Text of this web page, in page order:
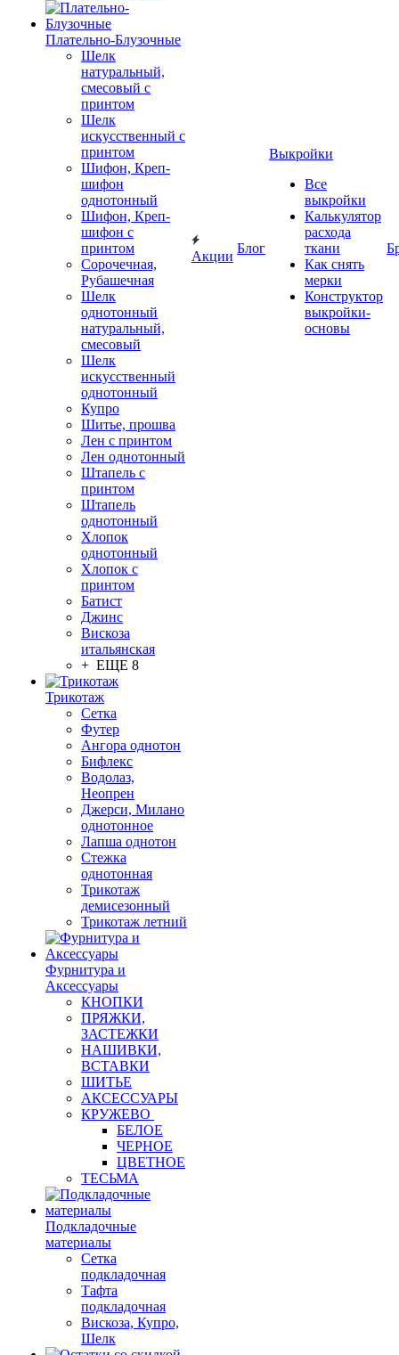
Плательно-Блузочные
Шелк
натуральный,
смесовый с
принтом
Шелк
искусственный с
принтом
Шифон, Креп-
шифон
однотонный
Шифон, Креп-
шифон с
принтом
Сорочечная,
Рубашечная
Шелк
однотонный
натуральный,
смесовый
Шелк
искусственный
однотонный
Купро
Шитье, прошва
Лен с принтом
Лен однотонный
Штапель с
принтом
Штапель
однотонный
Хлопок
однотонный
Хлопок с
принтом
Батист
Джинс
Вискоза
итальянская
+ ЕЩЕ 8
Трикотаж
Сетка
Футер
Ангора однотон
Бифлекс
Водолаз,
Неопрен
Джерси, Милано
однотонное
Лапша однотон
Стежка
однотонная
Трикотаж
демисезонный
Трикотаж летний
Фурнитура и
Аксессуары
КНОПКИ
ПРЯЖКИ,
ЗАСТЕЖКИ
НАШИВКИ,
ВСТАВКИ
ШИТЬЕ
АКСЕССУАРЫ
КРУЖЕВО
БЕЛОЕ
ЧЕРНОЕ
ЦВЕТНОЕ
ТЕСЬМА
Подкладочные
материалы
Сетка
подкладочная
Тафта
подкладочная
Вискоза, Купро,
Шелк
Акции
Блог
Выкройки
Все
выкройки
Калькулятор
расхода
ткани
Как снять
мерки
Конструктор
выкройки-
основы